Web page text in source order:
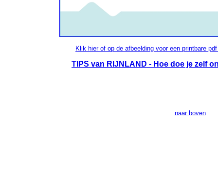
Klik hier of op de afbeelding voor een printbare
TIPS van RIJNLAND - Hoe doe je zelf
naar boven